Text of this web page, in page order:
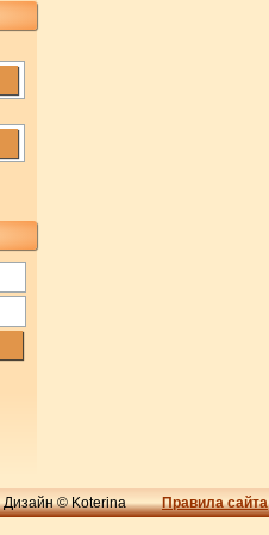
Дизайн © Koterina Правила сайта